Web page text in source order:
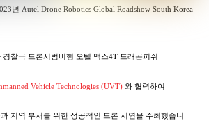
년 Autel Drone Robotics Global Roadshow South Korea
찰국 드론시범비행 오텔 맥스4T 드래곤피쉬
Vehicle Technologies (UVT) 와 협력하여
지역 부서를 위한 성공적인 드론 시연을 주최했습니